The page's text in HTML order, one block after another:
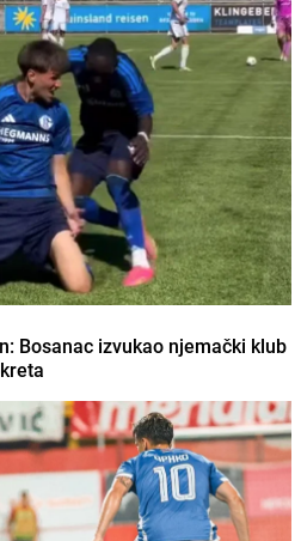
Bosanac izvukao njemački klub